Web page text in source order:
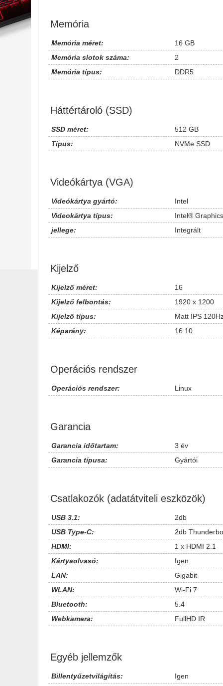
Memória
Memória méret:
16 GB
Memória slotok száma:
2
Memória típus:
DDR5
Háttértároló (SSD)
SSD méret:
512 GB
Tipus:
NVMe SSD
Videókártya (VGA)
Videókártya gyártó:
Intel
Videokártya típus:
Intel®
jellege:
Integrált
Kijelző
Kijelző méret:
16
Kijelző felbontás:
1920 x 1200
Kijelző típus:
Matt IPS
Képarány:
16:10
Operációs rendszer
Operációs rendszer: Linux
Garancia
Garancia időtartam:
3 év
Garancia típusa:
Gyártói
Csatlakozók (adatátviteli eszközök)
USB 3.1:
2db
USB Type-C:
2db
HDMI:
1 x HDMI 2.1
Kártyaolvasó:
Igen
LAN:
Gigabit
WLAN:
Wi-Fi 7
Bluetooth:
5.4
Webkamera:
FullHD IR
Egyéb jellemzők
Billentyűzetvilágítás:
Igen